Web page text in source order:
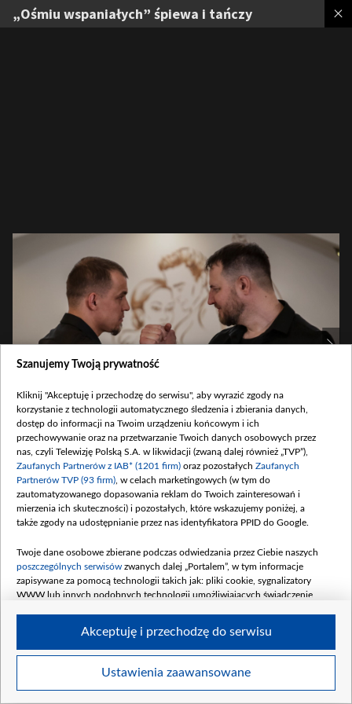
„Ośmiu wspaniałych” śpiewa i tańczy
Łukasz i Piotr uczą się trudnej choreografii tanga. Ich upór imponuje i wyzwala
męską siłę (fot. TVP)
1
Szczegóły
Szanujemy Twoją prywatność
Kliknij "Akceptuję i przechodzę do serwisu", aby wyrazić zgody na
korzystanie z technologii automatycznego śledzenia i zbierania danych,
dostęp do informacji na Twoim urządzeniu końcowym i ich
przechowywanie oraz na przetwarzanie Twoich danych osobowych przez
nas, czyli Telewizję Polską S.A. w likwidacji (zwaną dalej również „TVP”),
Zaufanych Partnerów z IAB* (1201 firm) oraz pozostałych Zaufanych
Partnerów TVP (93 firm) , w celach marketingowych (w tym do
zautomatyzowanego dopasowania reklam do Twoich zainteresowań i
mierzenia ich skuteczności) i pozostałych, które wskazujemy poniżej, a
także zgody na udostępnianie przez nas identyfikatora PPID do Google.
Twoje dane osobowe zbierane podczas odwiedzania przez Ciebie naszych
poszczególnych serwisów zwanych dalej „Portalem”, w tym informacje
zapisywane za pomocą technologii takich jak: pliki cookie, sygnalizatory
WWW lub innych podobnych technologii umożliwiających świadczenie
Twoje dane osobowe zbierane podczas odwiedzania przez Ciebie
Ustawienia zaawansowane
Akceptuję i przechodzę do serwisu